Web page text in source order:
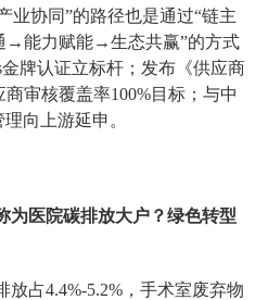
业协同”的路径也是通过“链主
能力赋能→生态共赢”的方式
牌认证立标杆；发布《供应商
审核覆盖率100%目标；与中
向上游延申。
为医院碳排放大户？绿色转型
放占4.4%-5.2%，手术室废弃物